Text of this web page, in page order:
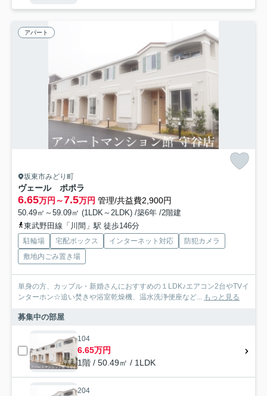
アパート
坂東市みどり町
ヴェール ポポラ
6.65万円～7.5万円 管理/共益費2,900円
50.49㎡～59.09㎡ (1LDK～2LDK) /築6年 /2階建
東武野田線「川間」駅 徒歩146分
駐輪場 宅配ボックス インターネット対応
防犯カメラ
敷地内ごみ置き場
単身の方、カップル・新婚さんにおすすめの１LDK♪エアコン2台やTVイ
ンターホン☆追い焚きや浴室乾燥機、温水洗浄便座など...
もっと見る
募集中の部屋
104
6.65万円
1階 / 50.49㎡ / 1LDK
204